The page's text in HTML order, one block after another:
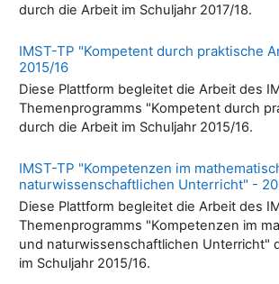
durch die Arbeit im Schuljahr 2017/18.
IMST-TP "Kompetent durch praktische
2015/16
Diese Plattform begleitet die Arbeit des
Themenprogramms "Kompetent durch
durch die Arbeit im Schuljahr 2015/16.
IMST-TP "Kompetenzen im
naturwissenschaftlichen Unterricht" -
Diese Plattform begleitet die Arbeit des
Themenprogramms "Kompetenzen im
und naturwissenschaftlichen Unterricht"
im Schuljahr 2015/16.